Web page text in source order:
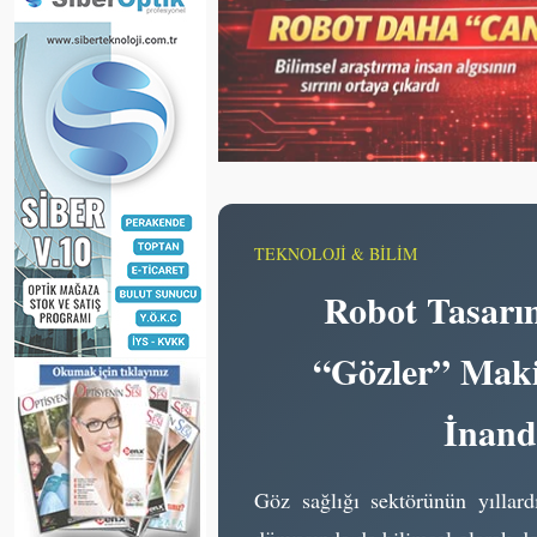
TEKNOLOJİ & BİLİM
Robot
“Gözler”
Göz sağlığı sektörünün